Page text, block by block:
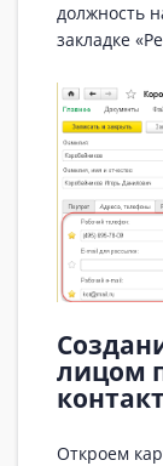
должность
закладке
лицом
Откроем